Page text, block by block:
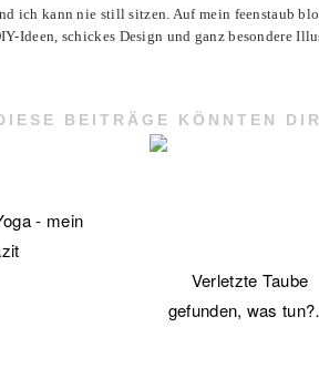
ich kann nie still sitzen. Auf mein feenstaub
Ideen, schickes Design und ganz besondere
BEITRÄGE KÖNNTEN
- mein
Verletzte Taube
gefunden, was